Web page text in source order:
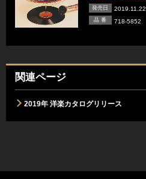
発売日 2019.11.22
品 番 718-5852
関連ページ
2019年 洋楽カタログリリース